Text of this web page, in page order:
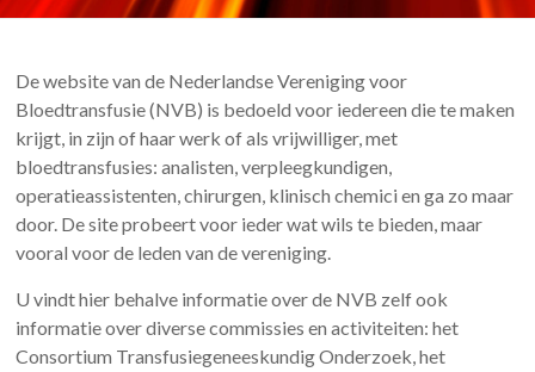
De website van de Nederlandse Vereniging voor
Bloedtransfusie (NVB) is bedoeld voor iedereen die te maken
krijgt, in zijn of haar werk of als vrijwilliger, met
bloedtransfusies: analisten, verpleegkundigen,
operatieassistenten, chirurgen, klinisch chemici en ga zo maar
door. De site probeert voor ieder wat wils te bieden, maar
vooral voor de leden van de vereniging.
U vindt hier behalve informatie over de NVB zelf ook
informatie over diverse commissies en activiteiten: het
Consortium Transfusiegeneeskundig Onderzoek, het